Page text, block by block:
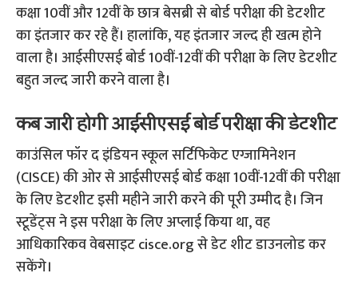
कक्षा 10वीं और 12वीं के छात्र बेसब्री से बोर्ड परीक्षा की डेटशीट
का इंतजार कर रहे हैं। हालांकि, यह इंतजार जल्द ही खत्म होने
वाला है। आईसीएसई बोर्ड 10वीं-12वीं की परीक्षा के लिए डेटशीट
बहुत जल्द जारी करने वाला है।
कब जारी होगी आईसीएसई बोर्ड परीक्षा की डेटशीट
काउंसिल फॉर द इंडियन स्कूल सर्टिफिकेट एग्जामिनेशन
(CISCE) की ओर से आईसीएसई बोर्ड कक्षा 10वीं-12वीं की परीक्षा
के लिए डेटशीट इसी महीने जारी करने की पूरी उम्मीद है। जिन
स्टूडेंट्स ने इस परीक्षा के लिए अप्लाई किया था, वह
आधिकारिकव वेबसाइट cisce.org से डेट शीट डाउनलोड कर
सकेंगे।